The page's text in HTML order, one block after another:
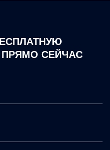
СЕЙЧАС